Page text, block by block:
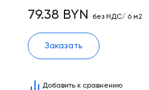
79.38 BYN без НДС/ 6 м2
Заказать
Добавить к сравнению